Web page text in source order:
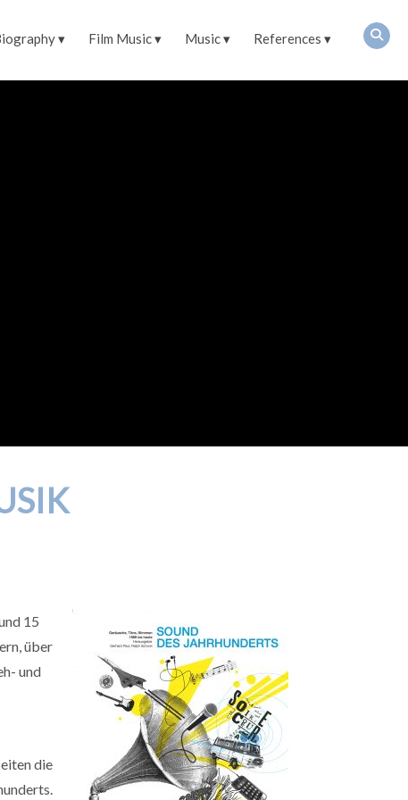
Film Music Music References
15
über
und
die